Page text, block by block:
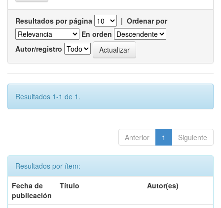
Resultados por página | Ordenar por
En orden
Autor/registro
Resultados 1-1 de 1.
Anterior 1 Siguiente
Resultados por ítem:
Fecha de
publicación
Título Autor(es)